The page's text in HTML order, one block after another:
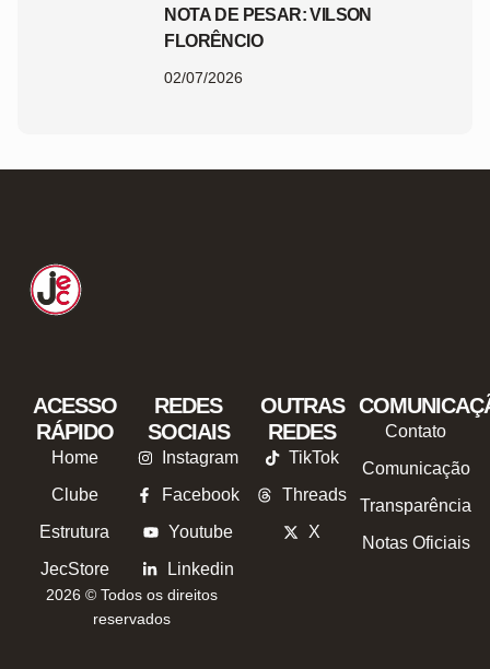
NOTA DE PESAR: VILSON
FLORÊNCIO
02/07/2026
ACESSO
RÁPIDO
Home
Clube
Estrutura
JecStore
REDES
SOCIAIS
Instagram
Facebook
Youtube
Linkedin
OUTRAS
REDES
TikTok
Threads
X
Contato
Comunicação
Transparência
Notas Oficiais
2026 © Todos os direitos
reservados